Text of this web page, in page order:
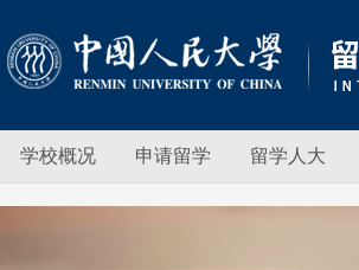
学校概况 申请留学 留学人大